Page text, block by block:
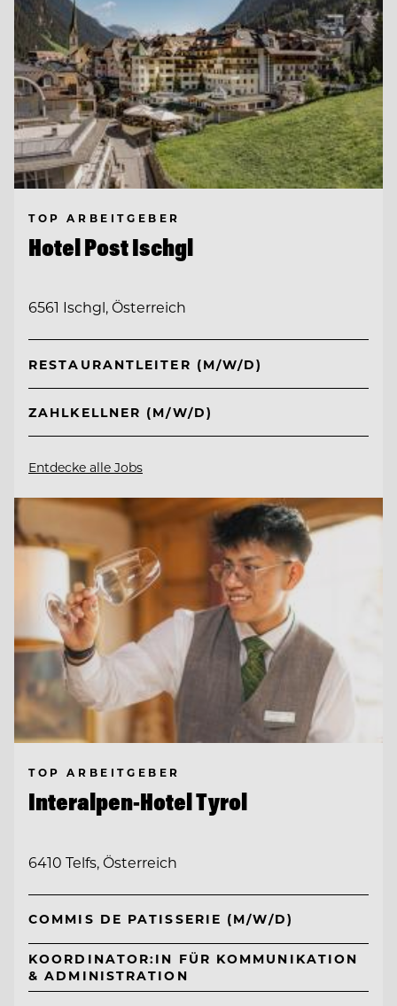
TOP ARBEITGEBER
Hotel Post Ischgl
6561 Ischgl, Österreich
RESTAURANTLEITER (M/W/D)
ZAHLKELLNER (M/W/D)
Entdecke alle Jobs
TOP ARBEITGEBER
Interalpen-Hotel Tyrol
6410 Telfs, Österreich
COMMIS DE PATISSERIE (M/W/D)
KOORDINATOR:IN FÜR KOMMUNIKATION
& ADMINISTRATION